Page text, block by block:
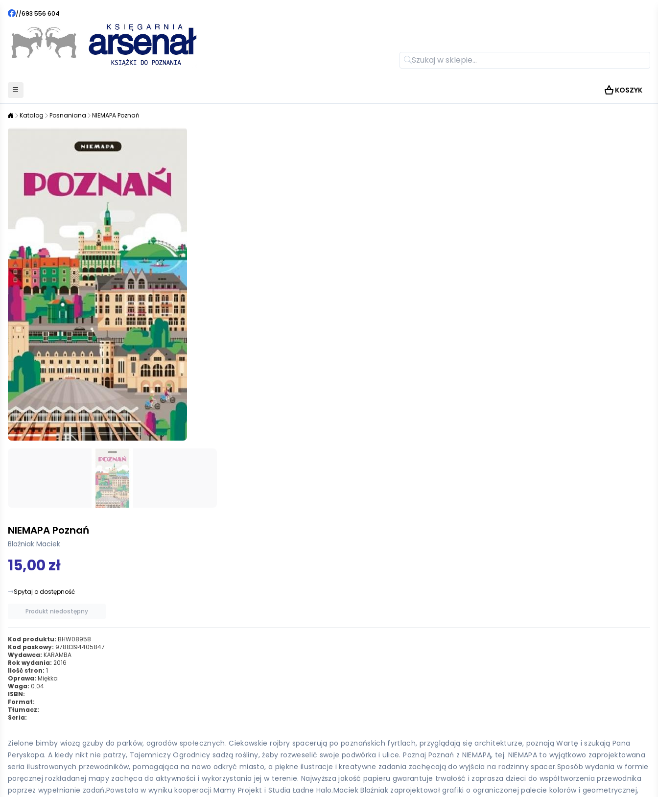
//693 556 604
KOSZYK
Katalog Posnaniana NIEMAPA Poznań
NIEMAPA Poznań
Blaźniak Maciek
15,00 zł
Spytaj o dostępność
Produkt niedostępny
Kod produktu: BHW08958
Kod paskowy: 9788394405847
Wydawca: KARAMBA
Rok wydania: 2016
Ilość stron: 1
Oprawa: Miękka
Waga: 0.04
ISBN:
Format:
Tłumacz:
Seria:
Zielone bimby wiozą gzuby do parków, ogrodów społecznych. Ciekawskie rojbry spacerują po poznańskich fyrtlach, przyglądają się architekturze, poznają Wartę i szukają Pana
Peryskopa. A kiedy nikt nie patrzy, Tajemniczy Ogrodnicy sadzą rośliny, żeby rozweselić swoje podwórka i ulice. Poznaj Poznań z NIEMAPĄ, tej. NIEMAPA to wyjątkowo zaprojektowana
seria ilustrowanych przewodników, pomagająca na nowo odkryć miasto, a piękne ilustracje i kreatywne zadania zachęcają do wyjścia na rodzinny spacer.Sposób wydania w formie
poręcznej rozkładanej mapy zachęca do aktywności i wykorzystania jej w terenie. Najwyższa jakość papieru gwarantuje trwałość i zaprasza dzieci do współtworzenia przewodnika
poprzez wypełnianie zadań.Powstała w wyniku kooperacji Mamy Projekt i Studia Ładne Halo.Maciek Blaźniak zaprojektował grafiki o ograniczonej palecie kolorów i geometrycznej,